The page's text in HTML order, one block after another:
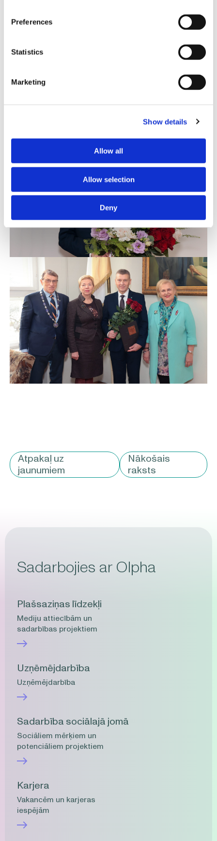
Preferences
Statistics
Marketing
Show details
Allow all
Allow selection
Deny
Atpakaļ uz
jaunumiem
Nākošais
raksts
Sadarbojies ar Olpha
Plašsaziņas līdzekļi
Mediju attiecībām un
sadarbības projektiem
Uzņēmējdarbība
Uzņēmējdarbība
Sadarbība sociālajā jomā
Sociāliem mērķiem un
potenciāliem projektiem
Karjera
Vakancēm un karjeras
iespējām